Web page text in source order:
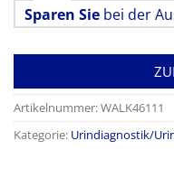
Sparen Sie bei der
Artikelnummer:WALK46111
Kategorie: Urindiagnostik/